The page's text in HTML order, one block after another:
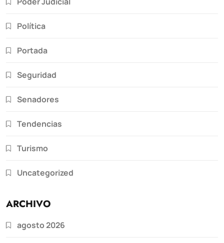
Política
Portada
Seguridad
Senadores
Tendencias
Turismo
Uncategorized
ARCHIVO
agosto 2026